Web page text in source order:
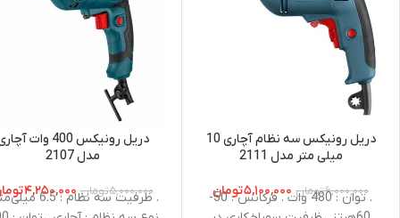
دریل رونیکس سه نظام آچاری 10
میلی متر مدل 2111
۶,۰۰۰,۰۰۰تومان ۵,۱۰۰,۰۰۰تومان. توان : 480 وات . فرکانس : 50-
دریل رونیکس 400 وات
مدل 2107
۵,۰۰۰,۰۰۰تومان ۴,۲۵۰,۰۰۰. ظرفیت سه نظام : 6.5